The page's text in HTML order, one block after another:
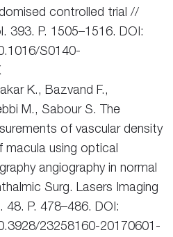
controlled trial //
393. P. 1505–1516. DOI:
S0140-
K., Bazvand F.,
M., Sabour S. The
of vascular density
macula using optical
angiography in normal
Surg. Lasers Imaging
48. P. 478–486. DOI:
23258160-20170601-